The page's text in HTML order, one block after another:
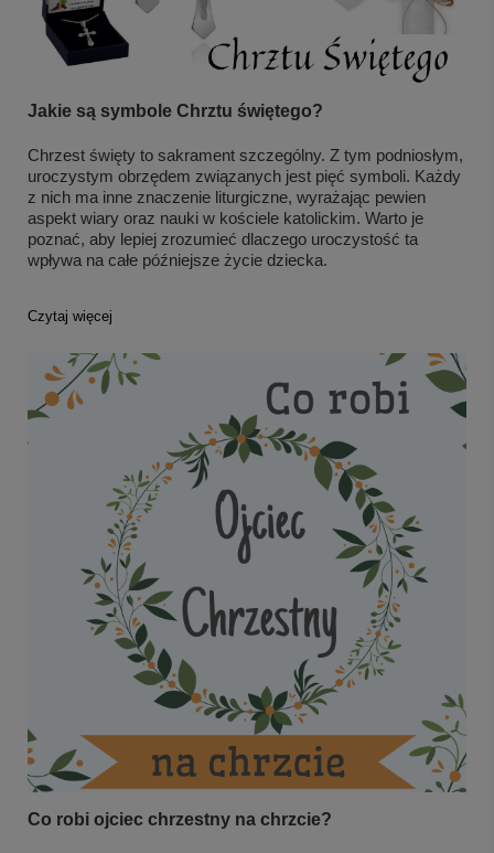
Jakie są symbole Chrztu świętego?
Chrzest święty to sakrament szczególny. Z tym podniosłym,
uroczystym obrzędem związanych jest pięć symboli. Każdy
z nich ma inne znaczenie liturgiczne, wyrażając pewien
aspekt wiary oraz nauki w kościele katolickim. Warto je
poznać, aby lepiej zrozumieć dlaczego uroczystość ta
wpływa na całe późniejsze życie dziecka.
Czytaj więcej
Co robi ojciec chrzestny na chrzcie?